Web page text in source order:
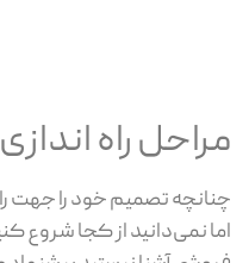
مراحل راه
چنانچه تصمیم خود را جهت
اما نمی‌دانید از کجا شروع